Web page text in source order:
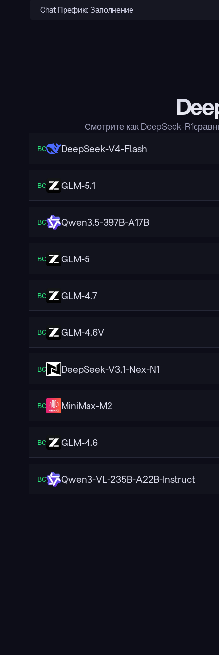
Chat Префикс Заполнение
Смотрите как DeepSeek-
ВС DeepSeek-V4-Flash
ВС GLM-5.1
ВС Qwen3.5-397B-A17B
ВС GLM-5
ВС GLM-4.7
ВС GLM-4.6V
ВС DeepSeek-V3.1-Nex-N1
ВС MiniMax-M2
ВС GLM-4.6
ВС Qwen3-VL-235B-A22B-Instruct